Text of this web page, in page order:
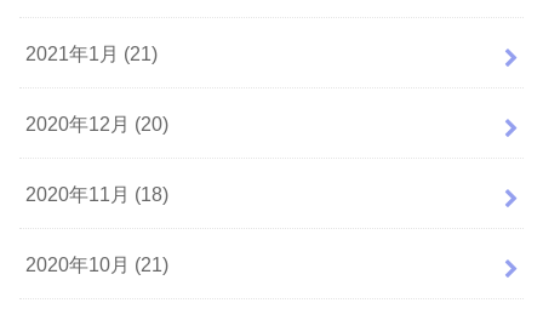
2021年1月 (21)
2020年12月 (20)
2020年11月 (18)
2020年10月 (21)